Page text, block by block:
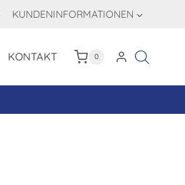
KUNDENINFORMATIONEN
KONTAKT 0